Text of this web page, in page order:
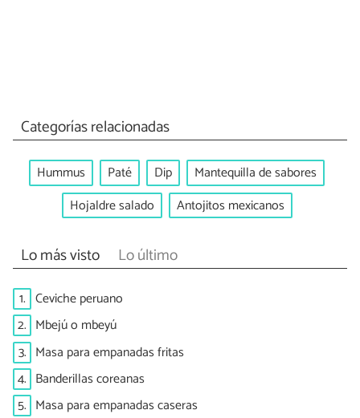
Categorías relacionadas
Hummus Paté Dip
Mantequilla de sabores
Hojaldre salado
Antojitos mexicanos
Lo más visto Lo último
1. Ceviche peruano
2. Mbejú o mbeyú
3. Masa para empanadas fritas
4. Banderillas coreanas
5. Masa para empanadas caseras